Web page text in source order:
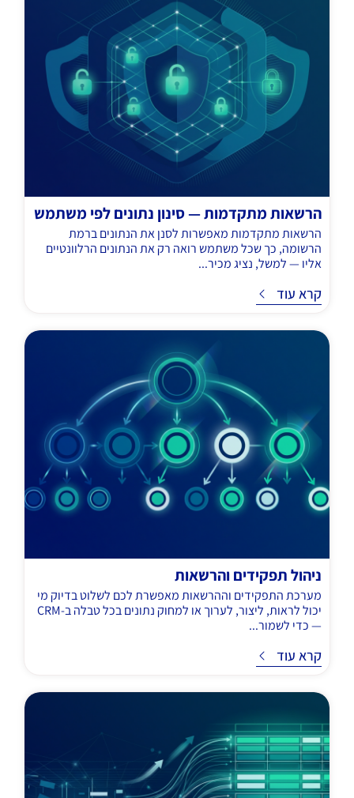
הרשאות מתקדמות — סינון נתונים לפי משתמש
הרשאות מתקדמות מאפשרות לסנן את הנתונים ברמת
הרשומה, כך שכל משתמש רואה רק את הנתונים הרלוונטיים
אליו — למשל, נציג מכיר...
קרא עוד
ניהול תפקידים והרשאות
מערכת התפקידים וההרשאות מאפשרת לכם לשלוט בדיוק מי
יכול לראות, ליצור, לערוך או למחוק נתונים בכל טבלה ב-CRM
— כדי לשמור...
קרא עוד